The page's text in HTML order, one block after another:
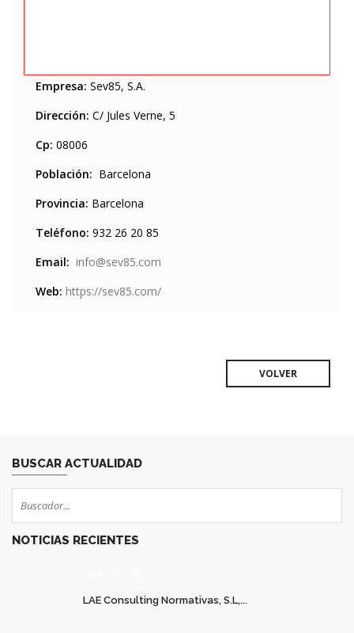
Empresa: Sev85, S.A.
Dirección: C/ Jules Verne, 5
Cp: 08006
Población: Barcelona
Provincia: Barcelona
Teléfono: 932 26 20 85
Email: info@sev85.com
Web: https://sev85.com/
VOLVER
BUSCAR ACTUALIDAD
NOTICIAS RECIENTES
LAE Consulting Normativas, S.L,...